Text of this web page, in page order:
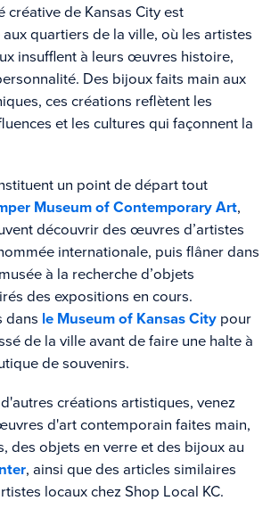
créative de Kansas City est
quartiers de la ville, où les artistes
insufflent à leurs œuvres histoire,
Des bijoux faits main aux
ces créations reflètent les
et les cultures qui façonnent la
un point de départ tout
Museum of Contemporary Art,
découvrir des œuvres d’artistes
internationale, puis flâner dans
à la recherche d’objets
des expositions en cours.
dans le Museum of Kansas Citypour
de la ville avant de faire une halte à
de souvenirs.
créations artistiques, venez
d'art contemporain faites main,
des objets en verre et des bijoux au
, ainsi que des articles similaires
locaux chez Shop Local KC.